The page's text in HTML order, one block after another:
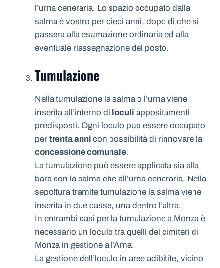
l’urna ceneraria. Lo spazio occupato dalla
salma è vostro per dieci anni, dopo di che si
passera alla esumazione ordinaria ed alla
eventuale riassegnazione del posto.
Tumulazione
Nella tumulazione la salma o l’urna viene
inserita all’interno di loculi appositamenti
predisposti. Ogni loculo può essere occupato
per trenta anni con possibilità di rinnovare la
concessione comunale.
La tumulazione può essere applicata sia alla
bara con la salma che all’urna ceneraria. Nella
sepoltura tramite tumulazione la salma viene
inserita in due casse, una dentro l’altra.
In entrambi casi per la tumulazione a Monza è
necessario un loculo tra quelli dei cimiteri di
Monza in gestione all’Ama.
La gestione dell’loculo in aree adibitite, vicino